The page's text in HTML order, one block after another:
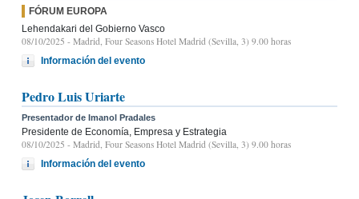
FÓRUM EUROPA
Lehendakari del Gobierno Vasco
08/10/2025 - Madrid, Four Seasons Hotel Madrid (Sevilla, 3) 9.00 horas
Información del evento
Pedro Luis Uriarte
Presentador de Imanol Pradales
Presidente de Economía, Empresa y Estrategia
08/10/2025 - Madrid, Four Seasons Hotel Madrid (Sevilla, 3) 9.00 horas
Información del evento